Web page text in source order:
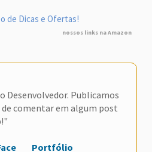
de Dicas e Ofertas!
nossos links na Amazon
Desenvolvedor. Publicamos
de comentar em algum post
Portfólio